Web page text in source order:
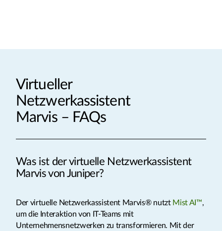
Virtueller
Netzwerkassistent
Marvis – FAQs
Was ist der virtuelle Netzwerkassistent
Marvis von Juniper?
Der virtuelle Netzwerkassistent Marvis® nutzt Mist AI™,
um die Interaktion von IT-Teams mit
Unternehmensnetzwerken zu transformieren. Mit der